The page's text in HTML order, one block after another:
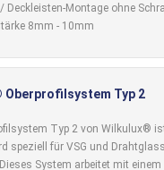
Deckleisten-Montage ohne
8mm - 10mm
Oberprofilsystem Typ 2
Typ 2 von Wilkulux®
speziell für VSG und
System arbeitet mit einem